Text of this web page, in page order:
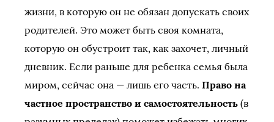
жизни, в которую он не обязан допускать своих
родителей. Это может быть своя комната,
которую он обустроит так, как захочет, личный
дневник. Если раньше для ребенка семья была
миром, сейчас она — лишь его часть. Право на
частное пространство и самостоятельность (в